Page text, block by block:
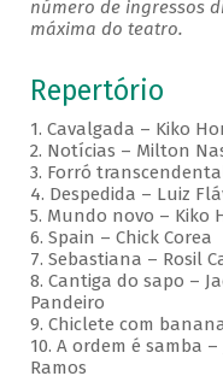
número de ingressos
máxima do teatro.
Repertório
1. Cavalgada – Kiko
2. Notícias – Milton
3. Forró
4. Despedida – Luiz
5. Mundo novo – Kiko
6. Spain – Chick Corea
7. Sebastiana – Rosil
8. Cantiga do sapo –
Pandeiro
9. Chiclete com
10. A ordem é samba
Ramos